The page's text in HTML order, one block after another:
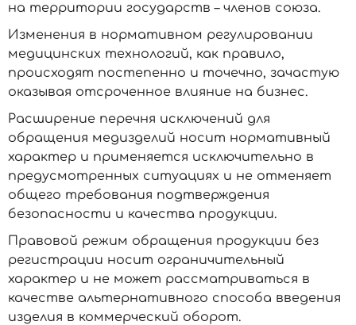
на территории государств – членов союза.
Изменения в нормативном регулировании
медицинских технологий, как правило,
происходят постепенно и точечно, зачастую
оказывая отсроченное влияние на бизнес.
Расширение перечня исключений для
обращения медизделий носит нормативный
характер и применяется исключительно в
предусмотренных ситуациях и не отменяет
общего требования подтверждения
безопасности и качества продукции.
Правовой режим обращения продукции без
регистрации носит ограничительный
характер и не может рассматриваться в
качестве альтернативного способа введения
изделия в коммерческий оборот.